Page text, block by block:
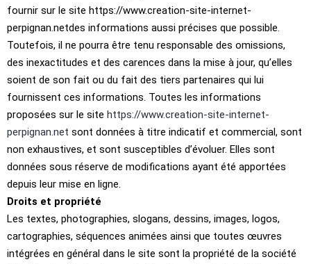
fournir sur le site https://www.creation-site-internet-
perpignan.netdes informations aussi précises que possible.
Toutefois, il ne pourra être tenu responsable des omissions,
des inexactitudes et des carences dans la mise à jour, qu’elles
soient de son fait ou du fait des tiers partenaires qui lui
fournissent ces informations. Toutes les informations
proposées sur le site https://www.creation-site-internet-
perpignan.net sont données à titre indicatif et commercial, sont
non exhaustives, et sont susceptibles d’évoluer. Elles sont
données sous réserve de modifications ayant été apportées
depuis leur mise en ligne.
Droits et propriété
Les textes, photographies, slogans, dessins, images, logos,
cartographies, séquences animées ainsi que toutes œuvres
intégrées en général dans le site sont la propriété de la société